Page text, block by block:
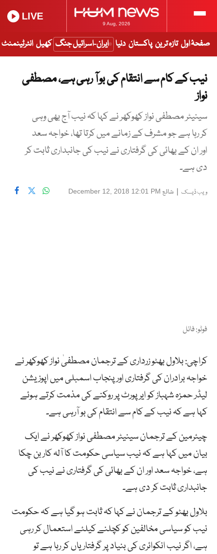
9 Aug, 2026
LIVE
صفحۂ اول تازہ ترین پاکستان دنیا ایران-اسرائیل جنگ کھیل انٹرٹینمنٹ
نیب کے کام سے انتقام کی بو آ رہی ہے، مصطفی
نواز
سینیٹر مصطفی نواز کھوکھر نے کہا کہ نیب آج بھی وہی
کر رہا ہے جو مشرف کے زمانے میں کرتا تھا، خواجہ سعد
اور ان کے بھائی کی گرفتاری نے نیب کی جانبداری ثابت کر
دی ہے۔
ویب ڈیسک | شائع December 12, 2018 12:01 PM
فوٹو: فائل
کراچی: بلاول بھٹو زرداری کے ترجمان مصطفیٰ نواز کھوکھر نے
خواجہ برادران کی گرفتاری اور پنجاب اسمبلی میں اپوزیشن
لیڈر حمزہ شہباز کو ایرپورٹ پر روکنے کی مذمت کرتے ہوئے
کہا ہے کہ نیب کے کام سے انتقام کی بو آرہی ہے۔
چیئرمین کے ترجمان سینیٹر مصطفی نواز کھوکھر نے ایک
بیان میں کہا ہے کہ نیب سیاسی حکومت کا آلہ کار بن چکا
ہے، خواجہ سعد اور ان کے بھائی کی گرفتاری نے نیب کی
جانبداری ثابت کر دی ہے۔
بلاول بھٹو کے ترجمان نے کہا کہ ثابت ہو گیا ہے کہ حکومت
نیب کو سیاسی مخالفین کو کچلنے کیلئے استعمال کر رہی
ہے، اگر نیب انکوائری کی بنیاد پر گرفتاریاں کر رہا ہے تو